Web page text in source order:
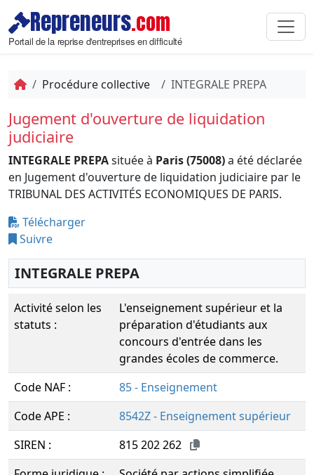
Repreneurs.com
Portail de la reprise d'entreprises en difficulté
Procédure collective INTEGRALE PREPA
Jugement d'ouverture de liquidation
judiciaire
INTEGRALE PREPAsituée à Paris (75008)a été déclarée
en Jugement d'ouverture de liquidation judiciaire par le
TRIBUNAL DES ACTIVITÉS ECONOMIQUES DE PARIS.
Télécharger
Suivre
INTEGRALE PREPA
Activité selon les
statuts :
L'enseignement supérieur et la
préparation d'étudiants aux
concours d'entrée dans les
grandes écoles de commerce.
Code NAF :
85 - Enseignement
Code APE :
8542Z - Enseignement supérieur
SIREN :
815 202 262